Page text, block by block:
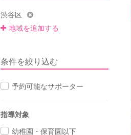
渋谷区
地域を追加する
条件を絞り込む
予約可能なサポーター
指導対象
幼稚園・保育園以下